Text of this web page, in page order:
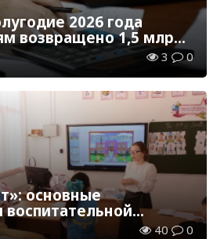
2026 года
возвращено 1,5 млрд
3 0
основные
воспитательной
учебном году
40 0